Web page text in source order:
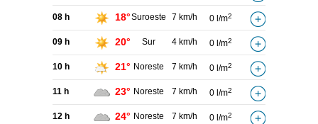
08 h 18°Suroeste 7 km/h 0 l/m2
09 h 20° Sur 4 km/h 0 l/m2
10 h 21° Noreste 7 km/h 0 l/m2
11 h 23° Noreste 7 km/h 0 l/m2
12 h 24° Noreste 7 km/h 0 l/m2